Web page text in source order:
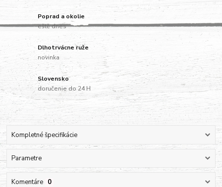
Poprad a okolie
eště dnes
Dlhotrvácne ruže
novinka
Slovensko
doručenie do 24 H
Kompletné špecifikácie
Parametre
Komentáre 0